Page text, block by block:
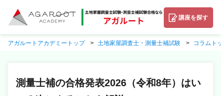
講座を探す
アガルートアカデミートップ 土地家屋調査士・測量士補試験 コラムト
測量士補の合格発表2026（令和8年）はい